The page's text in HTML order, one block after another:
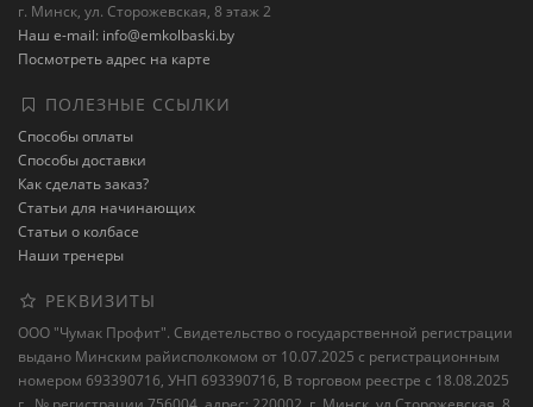
г. Минск, ул. Сторожевская, 8 этаж 2
Наш e-mail: info@emkolbaski.by
Посмотреть адрес на карте
ПОЛЕЗНЫЕ ССЫЛКИ
Способы оплаты
Способы доставки
Как сделать заказ?
Статьи для начинающих
Статьи о колбасе
Наши тренеры
РЕКВИЗИТЫ
ООО "Чумак Профит". Свидетельство о государственной регистрации
выдано Минским райисполкомом от 10.07.2025 с регистрационным
номером 693390716, УНП 693390716, В торговом реестре с 18.08.2025